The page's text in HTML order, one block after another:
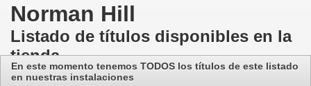
Norman Hill
Listado de títulos disponibles en la
tienda
En este momento tenemos TODOS los títulos de este listado
en nuestras instalaciones